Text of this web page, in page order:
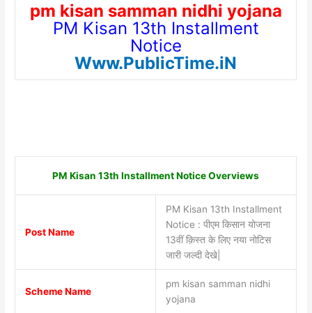
pm kisan samman nidhi yojana
PM Kisan 13th Installment
Notice
Www.PublicTime.iN
PM Kisan 13th Installment Notice Overviews
Post Name
PM Kisan 13th Installment
Notice : पीएम किसान योजना
13वीं क़िस्त के लिए नया नोटिस
जारी जल्दी देखे|
Scheme Name
pm kisan samman nidhi
yojana